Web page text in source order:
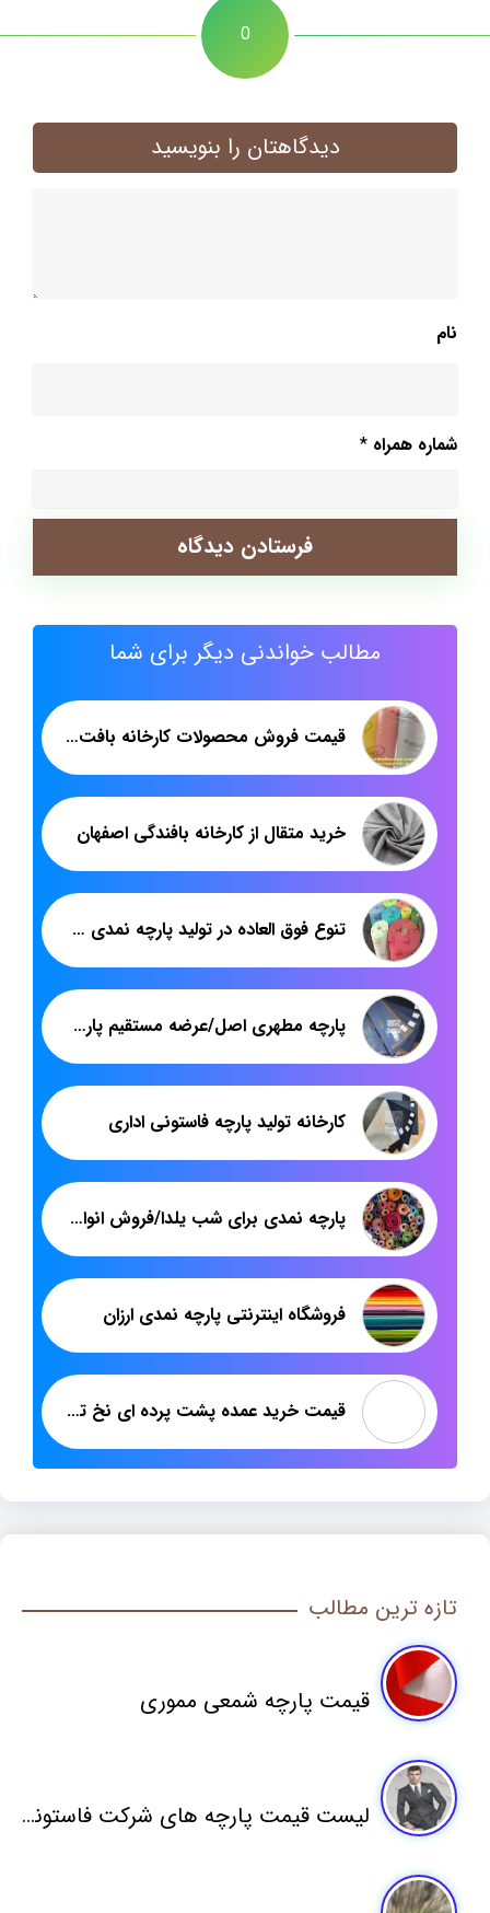
0
دیدگاهتان را بنویسید
نام
شماره همراه *
مطالب خواندنی دیگر برای شما
قیمت فروش محصولات کارخانه بافت پارچه دستمال میکروفایبر
خرید متقال از کارخانه بافندگی اصفهان
تنوع فوق العاده در تولید پارچه نمدی شب یلدا
پارچه مطهری اصل/عرضه مستقیم پارچه مطهری اصل با فاکتور رسمی کارخانه
کارخانه تولید پارچه فاستونی اداری
پارچه نمدی برای شب یلدا/فروش انواع پارچه نمدی برای شب یلدا
فروشگاه اینترنتی پارچه نمدی ارزان
قیمت خرید عمده پشت پرده ای نخ تابیده عرض ۳ متر
تازه ترین مطالب
قیمت پارچه شمعی مموری
لیست قیمت پارچه های شرکت فاستونی مطهری